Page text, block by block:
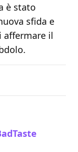
è stato
sfida e
affermare il